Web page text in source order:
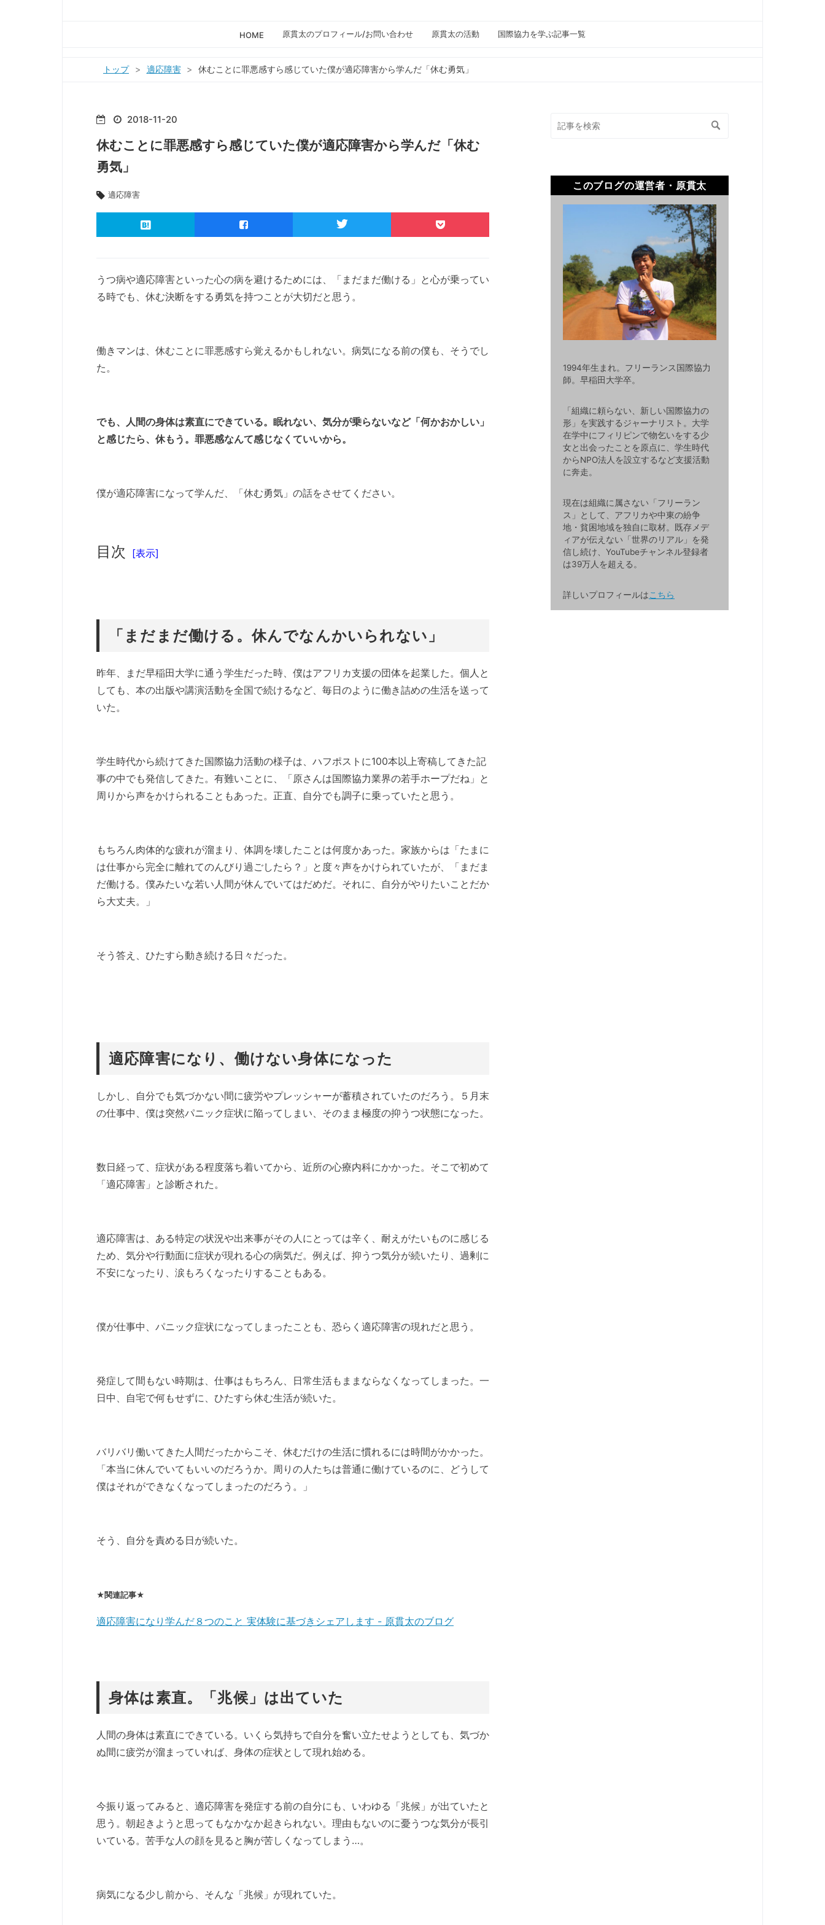
HOME 原貫太のプロフィール/お問い合わせ 原貫太の活動 国際協力を学ぶ記事一覧
トップ > 適応障害 > 休むことに罪悪感すら感じていた僕が適応障害から学んだ「休む勇気」
2018-11-20
休むことに罪悪感すら感じていた僕が適応障害から学んだ「休む
勇気」
適応障害
うつ病や適応障害といった心の病を避けるためには、「まだまだ働ける」と心が乗ってい
る時でも、休む決断をする勇気を持つことが大切だと思う。
働きマンは、休むことに罪悪感すら覚えるかもしれない。病気になる前の僕も、そうでし
た。
でも、人間の身体は素直にできている。眠れない、気分が乗らないなど「何かおかしい」
と感じたら、休もう。罪悪感なんて感じなくていいから。
僕が適応障害になって学んだ、「休む勇気」の話をさせてください。
目次 [表示]
「まだまだ働ける。休んでなんかいられない」
昨年、まだ早稲田大学に通う学生だった時、僕はアフリカ支援の団体を起業した。個人と
しても、本の出版や講演活動を全国で続けるなど、毎日のように働き詰めの生活を送って
いた。
学生時代から続けてきた国際協力活動の様子は、ハフポストに100本以上寄稿してきた記
事の中でも発信してきた。有難いことに、「原さんは国際協力業界の若手ホープだね」と
周りから声をかけられることもあった。正直、自分でも調子に乗っていたと思う。
もちろん肉体的な疲れが溜まり、体調を壊したことは何度かあった。家族からは「たまに
は仕事から完全に離れてのんびり過ごしたら？」と度々声をかけられていたが、「まだま
だ働ける。僕みたいな若い人間が休んでいてはだめだ。それに、自分がやりたいことだか
ら大丈夫。」
そう答え、ひたすら動き続ける日々だった。
適応障害になり、働けない身体になった
しかし、自分でも気づかない間に疲労やプレッシャーが蓄積されていたのだろう。５月末
の仕事中、僕は突然パニック症状に陥ってしまい、そのまま極度の抑うつ状態になった。
数日経って、症状がある程度落ち着いてから、近所の心療内科にかかった。そこで初めて
「適応障害」と診断された。
適応障害は、ある特定の状況や出来事がその人にとっては辛く、耐えがたいものに感じる
ため、気分や行動面に症状が現れる心の病気だ。例えば、抑うつ気分が続いたり、過剰に
不安になったり、涙もろくなったりすることもある。
僕が仕事中、パニック症状になってしまったことも、恐らく適応障害の現れだと思う。
発症して間もない時期は、仕事はもちろん、日常生活もままならなくなってしまった。一
日中、自宅で何もせずに、ひたすら休む生活が続いた。
バリバリ働いてきた人間だったからこそ、休むだけの生活に慣れるには時間がかかった。
「本当に休んでいてもいいのだろうか。周りの人たちは普通に働けているのに、どうして
僕はそれができなくなってしまったのだろう。」
そう、自分を責める日が続いた。
★関連記事★
適応障害になり学んだ８つのこと 実体験に基づきシェアします - 原貫太のブログ
身体は素直。「兆候」は出ていた
人間の身体は素直にできている。いくら気持ちで自分を奮い立たせようとしても、気づか
ぬ間に疲労が溜まっていれば、身体の症状として現れ始める。
今振り返ってみると、適応障害を発症する前の自分にも、いわゆる「兆候」が出ていたと
思う。朝起きようと思ってもなかなか起きられない。理由もないのに憂うつな気分が長引
いている。苦手な人の顔を見ると胸が苦しくなってしまう…。
病気になる少し前から、そんな「兆候」が現れていた。
このブログの運営者・原貫太
1994年生まれ。フリーランス国際協力
師。早稲田大学卒。
「組織に頼らない、新しい国際協力の
形」を実践するジャーナリスト。大学
在学中にフィリピンで物乞いをする少
女と出会ったことを原点に、学生時代
からNPO法人を設立するなど支援活動
に奔走。
現在は組織に属さない「フリーラン
ス」として、アフリカや中東の紛争
地・貧困地域を独自に取材。既存メデ
ィアが伝えない「世界のリアル」を発
信し続け、YouTubeチャンネル登録者
は39万人を超える。
詳しいプロフィールはこちら